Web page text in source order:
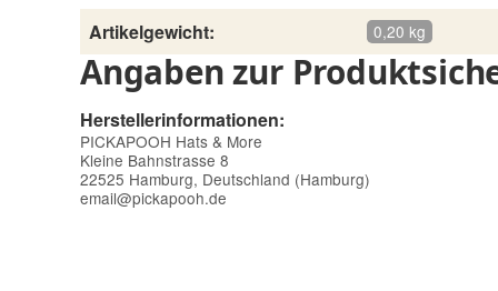
Artikelgewicht: 0,20 kg
Angaben zur
Herstellerinformationen:
PICKAPOOH Hats & More
Kleine Bahnstrasse 8
22525 Hamburg, Deutschland (Hamburg)
email@pickapooh.de